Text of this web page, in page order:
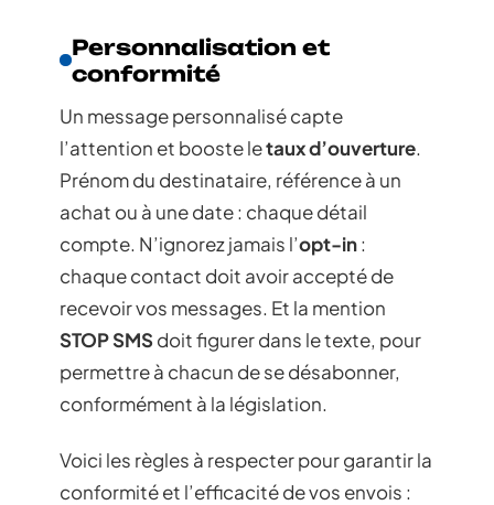
Personnalisation et
conformité
Un message personnalisé capte
l’attention et booste letaux d’ouverture.
Prénom du destinataire, référence à un
achat ou à une date : chaque détail
compte. N’ignorez jamais l’opt-in:
chaque contact doit avoir accepté de
recevoir vos messages. Et la mention
STOP SMSdoit figurer dans le texte, pour
permettre à chacun de se désabonner,
conformément à la législation.
Voici les règles à respecter pour garantir la
conformité et l’efficacité de vos envois :